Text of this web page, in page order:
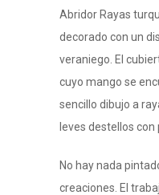
Abridor Rayas
decorado con un
veraniego. El
cuyo mango se
sencillo dibujo a
leves destellos con
No hay nada
creaciones. El